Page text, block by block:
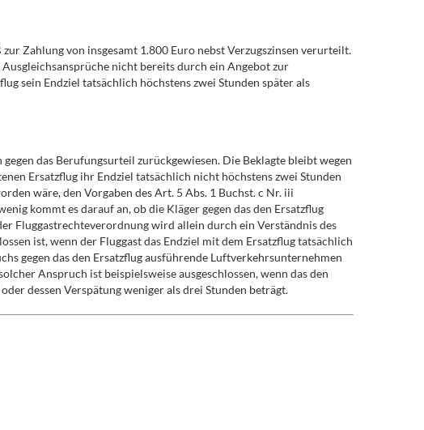
Zahlung von insgesamt 1.800 Euro nebst Verzugszinsen verurteilt.
nicht bereits durch ein Angebot zur
sein Endziel tatsächlich höchstens zwei Stunden später als
das Berufungsurteil zurückgewiesen. Die Beklagte bleibt wegen
Ersatzflug ihr Endziel tatsächlich nicht höchstens zwei Stunden
wäre, den Vorgaben des Art. 5 Abs. 1 Buchst. c Nr. iii
kommt es darauf an, ob die Kläger gegen das den Ersatzflug
Fluggastrechteverordnung wird allein durch ein Verständnis des
ist, wenn der Fluggast das Endziel mit dem Ersatzflug tatsächlich
gegen das den Ersatzflug ausführende Luftverkehrsunternehmen
Anspruch ist beispielsweise ausgeschlossen, wenn das den
dessen Verspätung weniger als drei Stunden beträgt.